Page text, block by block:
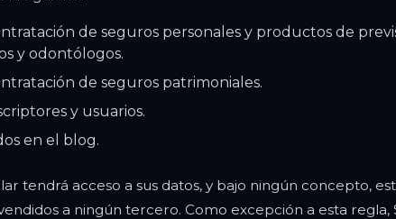
de seguros personales y productos de
y odontólogos.
de seguros patrimoniales.
y usuarios.
en el blog.
tendrá acceso a sus datos, y bajo ningún concepto,
a ningún tercero. Como excepción a esta regla,